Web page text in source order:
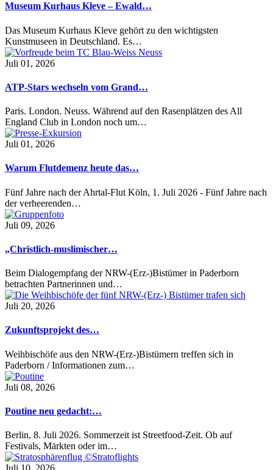
Museum Kurhaus Kleve – Ewald…
Das Museum Kurhaus Kleve gehört zu den wichtigsten
Kunstmuseen in Deutschland. Es…
Juli 01, 2026
ATP-Stars wechseln vom Grand…
Paris. London. Neuss. Während auf den Rasenplätzen des All
England Club in London noch um…
Juli 01, 2026
Warum Flutdemenz heute das…
Fünf Jahre nach der Ahrtal-Flut Köln, 1. Juli 2026 - Fünf Jahre nach
der verheerenden…
Juli 09, 2026
„Christlich-muslimischer…
Beim Dialogempfang der NRW-(Erz-)Bistümer in Paderborn
betrachten Partnerinnen und…
Juli 20, 2026
Zukunftsprojekt des…
Weihbischöfe aus den NRW-(Erz-)Bistümern treffen sich in
Paderborn / Informationen zum…
Juli 08, 2026
Poutine neu gedacht:…
Berlin, 8. Juli 2026. Sommerzeit ist Streetfood-Zeit. Ob auf
Festivals, Märkten oder im…